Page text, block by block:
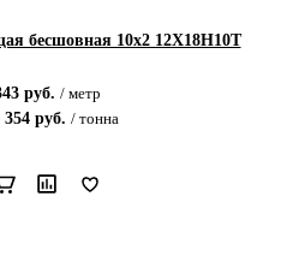
бесшовная 10х2 12Х18Н10Т
руб. / метр
354 руб. / тонна